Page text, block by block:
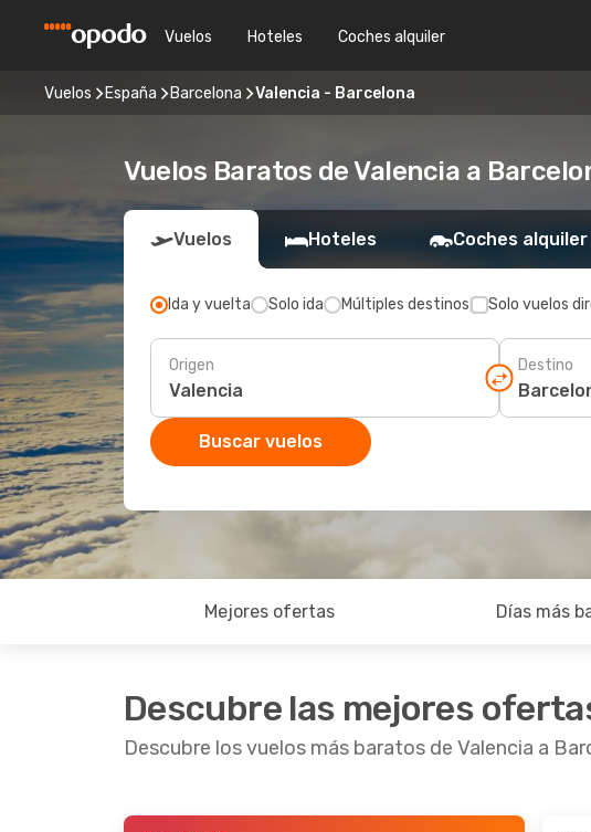
Vuelos Hoteles Coches alquiler
Vuelos España Barcelona Valencia - Barcelona
Vuelos Baratos de Valencia a
Vuelos Hoteles Coches alquiler
Ida y vuelta Solo ida Múltiples destinos Solo vuelos
Origen Destino
Buscar vuelos
Mejores ofertas Días más
Descubre las mejores
Descubre los vuelos más baratos de Valencia a